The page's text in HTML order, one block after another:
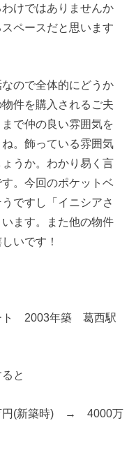
けではありませんか
ペースだと思います
ので全体的にどうか
件を購入されるご夫
で仲の良い雰囲気を
。飾っている雰囲気
うか。わかり易く言
。今回のポケットベ
ですし「イニシアさ
ます。また他の物件
いです！
ト 2003年築 葛西駅
と
(新築時) → 4000万